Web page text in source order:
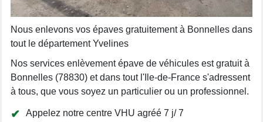
Nous enlevons vos épaves gratuitement à Bonnelles dans
tout le département Yvelines
Nos services enlèvement épave de véhicules est gratuit à
Bonnelles (78830) et dans tout l'Ile-de-France s'adressent
à tous, que vous soyez un particulier ou un professionnel.
Appelez notre centre VHU agréé 7 j/ 7